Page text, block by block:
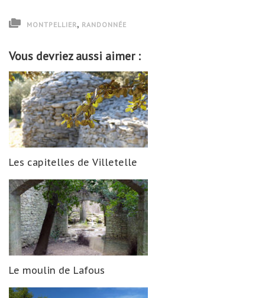
MONTPELLIER, RANDONNÉE
Vous devriez aussi aimer :
Les capitelles de Villetelle
Le moulin de Lafous